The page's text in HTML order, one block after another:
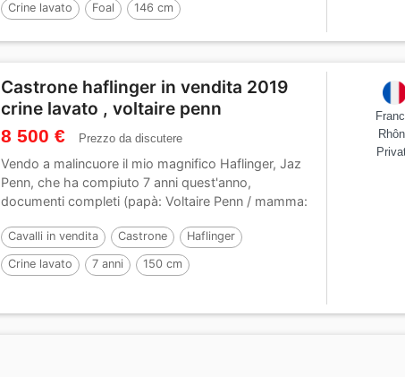
Crine lavato Foal 146 cm
Castrone haflinger in vendita 2019
crine lavato , voltaire penn
8 500 € Prezzo da discutere
Vendo a malincuore il mio magnifico Haflinger, Jaz
Penn, che ha compiuto 7 anni quest'anno,
documenti completi (papà: Voltaire Penn / mamma:
Cavalli in vendita Castrone Haflinger
Crine lavato 7 anni 150 cm